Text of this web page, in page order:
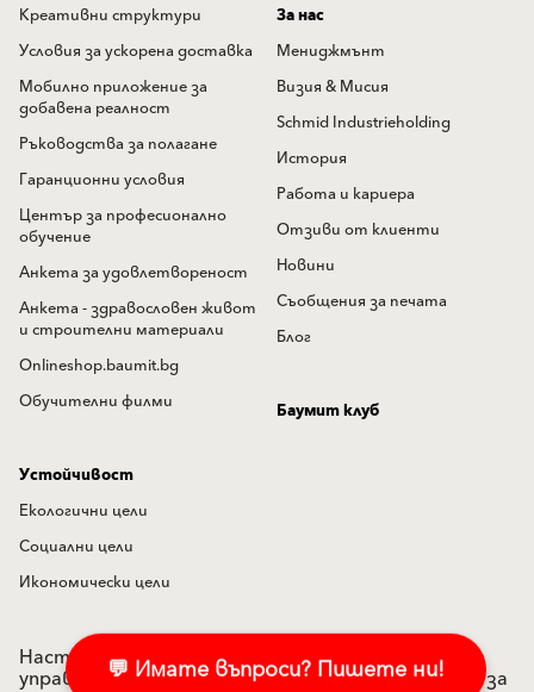
💬 Имате въпроси? Пишете ни!
Креативни структури
Условия за ускорена доставка
Мобилно приложение за
добавена реалност
Ръководства за полагане
Гаранционни условия
Център за професионално
обучение
Анкета за удовлетвореност
Анкета - здравословен живот
и строителни материали
Onlineshop.baumit.bg
Обучителни филми
За нас
Мениджмънт
Визия & Мисия
Schmid Industrieholding
История
Работа и кариера
Отзиви от клиенти
Новини
Съобщения за печата
Блог
Баумит клуб
Устойчивост
Екологични цели
Социални цели
Икономически цели
Настройки на "бисквитките" Политика по
управление на лични данни Подаване на сигнал за